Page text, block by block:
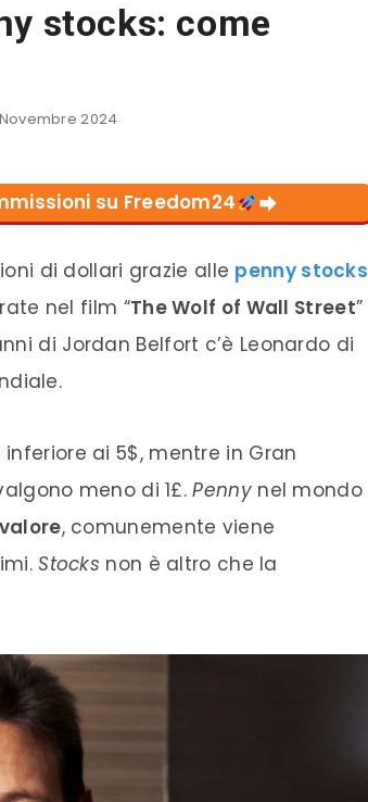
stocks: come
2024
su Freedom24
di dollari grazie alle penny stocks
nel film “The Wolf of Wall Street”
di Jordan Belfort c’è Leonardo di
ai 5$, mentre in Gran
meno di 1£.Pennynel mondo
, comunemente viene
Stocks non è altro che la